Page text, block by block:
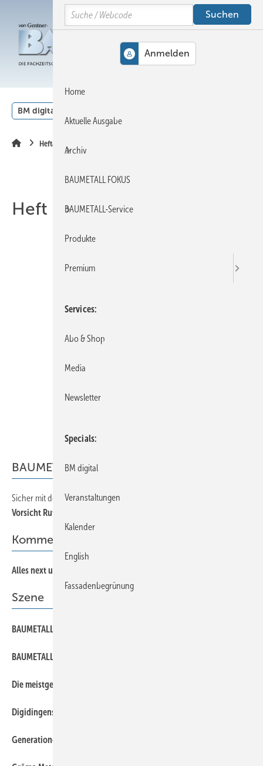
Hauptinhalt
Hauptmenü
SiteSearch
BM digital
Heftarchiv
Heft 07-2020
BAUMETALL-Extra
Sicher mit dem Transporter durch den Winter
Vorsicht Rutschgefahr!
Kommentar
Alles next und vieles live!
Szene
BAUMETALL auf YouTube
BAUMETALL-Treff next
Die meistgelesenen Onlineartikel im Oktober
Digidingens jetzt als Blog
Generationen im Gespräch*
Search
Home
Aktuelle Ausgabe
Archiv
BAUMETALL FOKUS
BAUMETALL-Service
Produkte
Premium
Services
Abo & Shop
Media
Newsletter
Specials
BM digital
Veranstaltungen
Kalender
English
Fassadenbegrünung